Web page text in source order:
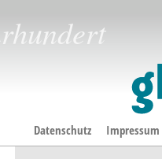
Datenschutz Impressum